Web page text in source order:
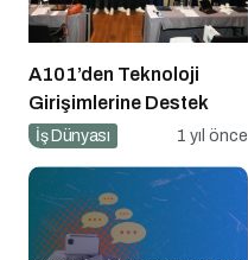
A101’den Teknoloji
Girişimlerine Destek
İş Dünyası 1 yıl önce